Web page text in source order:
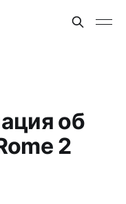
об
2